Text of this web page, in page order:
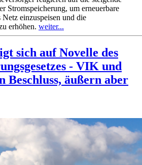
Stromspeicherung, um erneuerbare
einzuspeisen und die
erhöhen. weiter...
sich auf Novelle des
- VIK und
Beschluss, äußern aber